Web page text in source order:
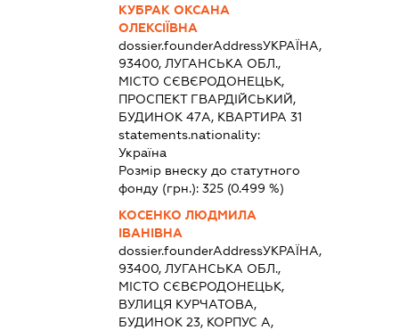
КУБРАК ОКСАНА
ОЛЕКСІЇВНА
dossier.founderAddressУКРАЇНА,
93400, ЛУГАНСЬКА ОБЛ.,
МІСТО СЄВЄРОДОНЕЦЬК,
ПРОСПЕКТ ГВАРДІЙСЬКИЙ,
БУДИНОК 47А, КВАРТИРА 31
statements.nationality:
Україна
Розмір внеску до статутного
фонду (грн.): 325(0.499 %)
КОСЕНКО ЛЮДМИЛА
ІВАНІВНА
dossier.founderAddressУКРАЇНА,
93400, ЛУГАНСЬКА ОБЛ.,
МІСТО СЄВЄРОДОНЕЦЬК,
ВУЛИЦЯ КУРЧАТОВА,
БУДИНОК 23, КОРПУС А,